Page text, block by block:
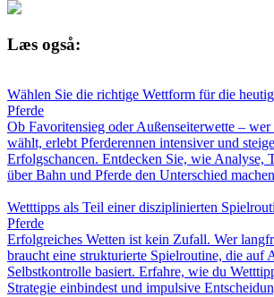
Læs også:
Wählen Sie die richtige Wettform für die
Pferde
Ob Favoritensieg oder Außenseiterwette –
wählt, erlebt Pferderennen intensiver und
Erfolgschancen. Entdecken Sie, wie Analyse,
über Bahn und Pferde den Unterschied
Wetttipps als Teil einer disziplinierten
Pferde
Erfolgreiches Wetten ist kein Zufall. Wer
braucht eine strukturierte Spielroutine, die auf
Selbstkontrolle basiert. Erfahre, wie du
Strategie einbindest und impulsive